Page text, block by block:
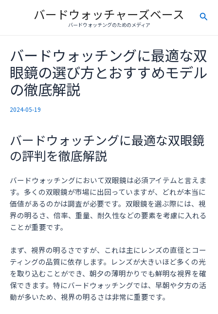
バードウォッチャーズベース
バードウォッチングのためのメディア
検
バードウォッチングに最適な双
眼鏡の選び方とおすすめモデル
の徹底解説
2024-05-19
バードウォッチングに最適な双眼鏡
の評判を徹底解説
バードウォッチングにおいて双眼鏡は必須アイテムと言えま
す。多くの双眼鏡が市場に出回っていますが、どれが本当に
価値があるのかは調査が必要です。双眼鏡を選ぶ際には、視
界の明るさ、倍率、重量、耐久性などの要素を考慮に入れる
ことが重要です。
まず、視界の明るさですが、これは主にレンズの直径とコー
ティングの品質に依存します。レンズが大きいほど多くの光
を取り込むことができ、朝夕の薄明かりでも鮮明な視界を確
保できます。特にバードウォッチングでは、早朝や夕方の活
動が多いため、視界の明るさは非常に重要です。